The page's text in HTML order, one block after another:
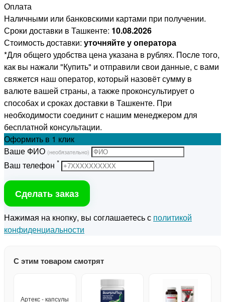
Оплата
Наличными или банковскими картами при получении.
Сроки доставки в Ташкенте: 10.08.2026
Стоимость доставки: уточняйте у оператора
*Для общего удобства цена указана в рублях. После того,
как вы нажали "Купить" и отправили свои данные, с вами
свяжется наш оператор, который назовёт сумму в
валюте вашей страны, а также проконсультирует о
способах и сроках доставки в Ташкенте. При
необходимости соединит с нашим менеджером для
бесплатной консультации.
Оформить в 1 клик
Ваше ФИО (необязательно)
Ваш телефон *
Сделать заказ
Нажимая на кнопку, вы соглашаетесь с политикой
конфиденциальности
С этим товаром смотрят
Артекс - капсулы